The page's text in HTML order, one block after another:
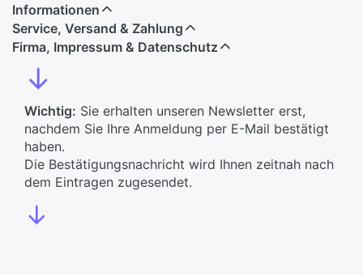
Informationen
Service, Versand & Zahlung
Firma, Impressum & Datenschutz
↓
Wichtig: Sie erhalten unseren Newsletter erst,
nachdem Sie Ihre Anmeldung per E-Mail bestätigt
haben.
Die Bestätigungsnachricht wird Ihnen zeitnah nach
dem Eintragen zugesendet.
↓